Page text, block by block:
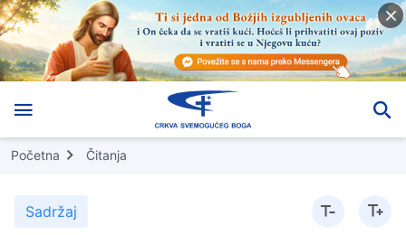
Početna Čitanja
Sadržaj